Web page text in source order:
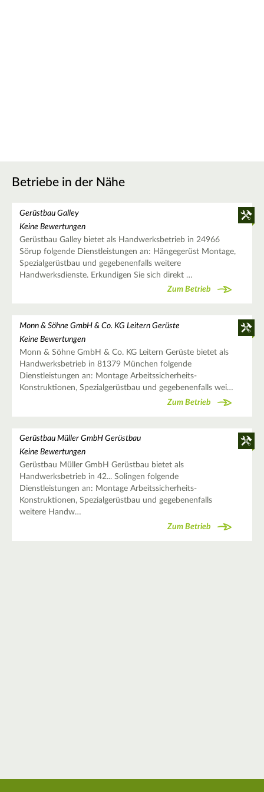
Betriebe in der Nähe
Gerüstbau Galley
Keine Bewertungen
Gerüstbau Galley bietet als Handwerksbetrieb in 24966
Sörup folgende Dienstleistungen an: Hängegerüst Montage,
Spezialgerüstbau und gegebenenfalls weitere
Handwerksdienste. Erkundigen Sie sich direkt …
Zum Betrieb
Monn & Söhne GmbH & Co. KG Leitern Gerüste
Keine Bewertungen
Monn & Söhne GmbH & Co. KG Leitern Gerüste bietet als
Handwerksbetrieb in 81379 München folgende
Dienstleistungen an: Montage Arbeitssicherheits-
Konstruktionen, Spezialgerüstbau und gegebenenfalls wei…
Zum Betrieb
Gerüstbau Müller GmbH Gerüstbau
Keine Bewertungen
Gerüstbau Müller GmbH Gerüstbau bietet als
Handwerksbetrieb in 42... Solingen folgende
Dienstleistungen an: Montage Arbeitssicherheits-
Konstruktionen, Spezialgerüstbau und gegebenenfalls
weitere Handw…
Zum Betrieb